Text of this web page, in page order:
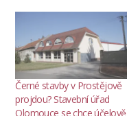
Černé stavby v Prostějově
projdou? Stavební úřad
Olomouce se chce účelově